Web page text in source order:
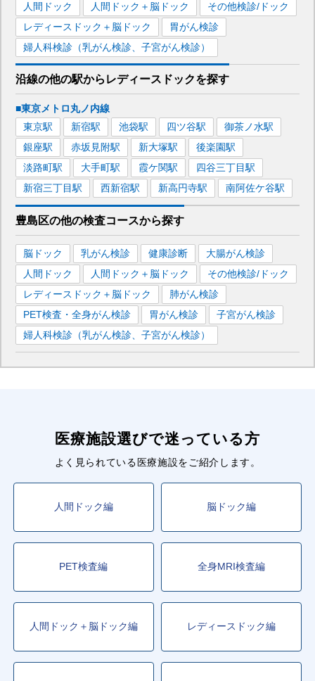
人間ドック
人間ドック＋脳ドック
その他検診/ドック
レディースドック＋脳ドック
胃がん検診
婦人科検診（乳がん検診、子宮がん検診）
沿線の他の駅から レディースドックを探す
■東京メトロ丸ノ内線
東京駅 新宿駅 池袋駅 四ツ谷駅 御茶ノ水駅
銀座駅 赤坂見附駅 新大塚駅 後楽園駅
淡路町駅 大手町駅 霞ケ関駅 四谷三丁目駅
新宿三丁目駅 西新宿駅 新高円寺駅 南阿佐ケ谷駅
豊島区の他の検査コースから探す
脳ドック 乳がん検診 健康診断
大腸がん検診
人間ドック
人間ドック＋脳ドック
その他検診/ドック
レディースドック＋脳ドック
肺がん検診
PET検査・全身がん検診
胃がん検診
子宮がん検診
婦人科検診（乳がん検診、子宮がん検診）
医療施設選びで迷っている方
よく見られている医療施設をご紹介します。
人間ドック編 脳ドック編
PET検査編 全身MRI検査編
人間ドック＋脳ドック編 レディースドック編